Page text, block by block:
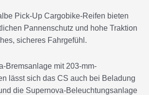
Pick-Up Cargobike-Reifen bieten
Pannenschutz und hohe Traktion
sicheres Fahrgefühl.
Bremsanlage mit 203-mm-
lässt sich das CS auch bei Beladung
die Supernova-Beleuchtungsanlage